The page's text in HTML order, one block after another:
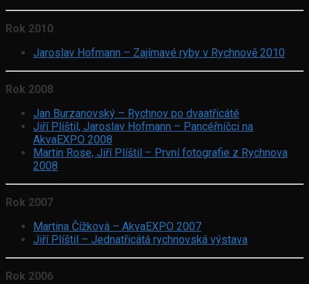
Rok 2010
Jaroslav Hofmann – Zajímavé ryby v Rychnově 2010
Rok 2008
Jan Burzanovský – Rychnov po dvaatřicáté
Jiří Plíštil, Jaroslav Hofmann – Pancéřníčci na
AkvaEXPO 2008
Martin Rose, Jiří Plíštil – První fotografie z Rychnova
2008
Rok 2007
Martina Čížková – AkvaEXPO 2007
Jiří Plíštil – Jednatřicátá rychnovská výstava
Rok 2006